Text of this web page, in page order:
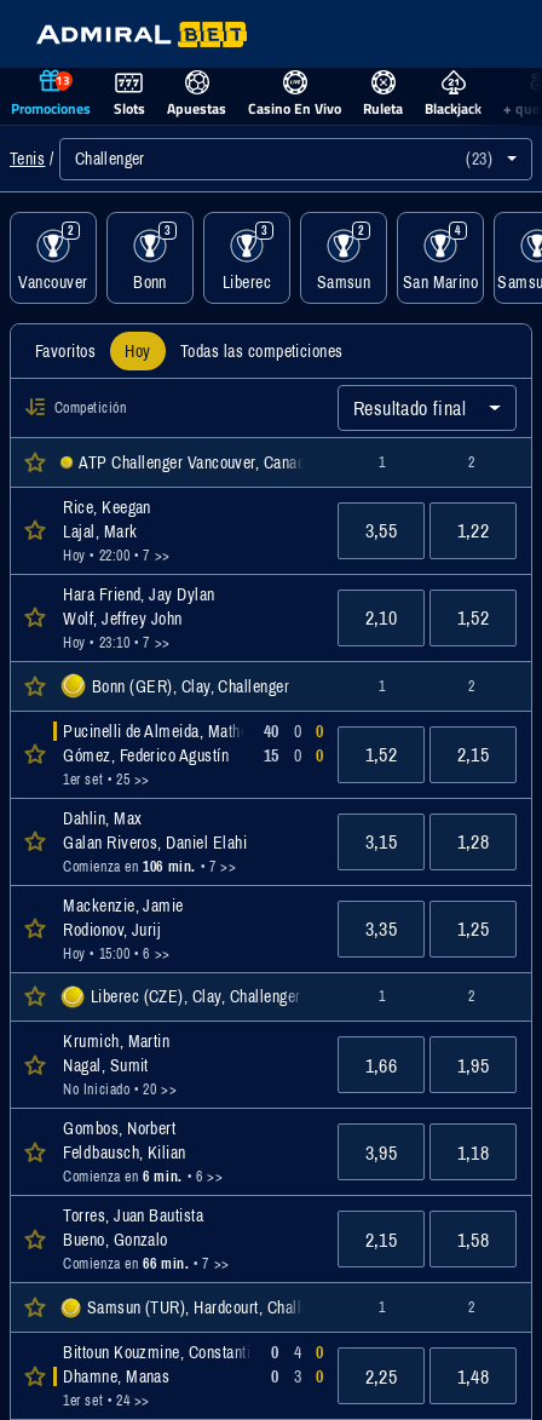
13
Promociones Slots Apuestas Casino En Vivo Ruleta Blackjack +
Tenis Challenger (23)
2
Vancouver
3
Bonn
3
Liberec
2
Samsun
4
San Marino
Favoritos Hoy Todas las competiciones
Competición Resultado final
ATP Challenger Vancouver, Canadá Indiv. Masc., Challenger
1 2
Rice, Keegan
Lajal, Mark
Hoy • 22:00 • 7 >>
3,55 1,22
Hara Friend, Jay Dylan
Wolf, Jeffrey John
Hoy • 23:10 • 7 >>
2,10 1,52
Bonn (GER), Clay, Challenger 1 2
Pucinelli de Almeida, Matheus
Gómez, Federico Agustín
1er set • 25 >>
40
15
0
0
0
0
1,52 2,15
Dahlin, Max
Galan Riveros, Daniel Elahi
Comienza en 106 min. • 7 >>
3,15 1,28
Mackenzie, Jamie
Rodionov, Jurij
Hoy • 15:00 • 6 >>
3,35 1,25
Liberec (CZE), Clay, Challenger 1 2
Krumich, Martin
Nagal, Sumit
No Iniciado • 20 >>
1,66 1,95
Gombos, Norbert
Feldbausch, Kilian
Comienza en 6 min. • 6 >>
3,95 1,18
Torres, Juan Bautista
Bueno, Gonzalo
Comienza en 66 min. • 7 >>
2,15 1,58
Samsun (TUR), Hardcourt, Challenger 1 2
Bittoun Kouzmine, Constantin
Dhamne, Manas
1er set • 24 >>
0
0
4
3
0
0
2,25 1,48